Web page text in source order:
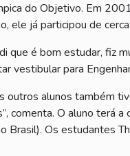
do Objetivo. Em
ele já participou de
é bom estudar, fiz
vestibular para
outros alunos também
comenta. O aluno terá
Os estudantes